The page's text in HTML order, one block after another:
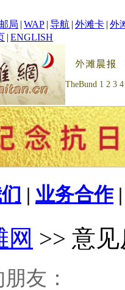
邮局 | WAP | 导航 | 外滩卡 | 外
| ENGLISH
TheBund 1 2 3 4
| 业务合作|
网 >> 意
友：